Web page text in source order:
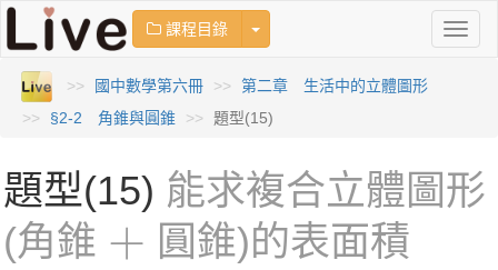
課程目錄 Toggle Dropdown
國中數學第六冊
第二章 生活中的立體圖形
§2-2 角錐與圓錐
題型(15)
題型(15) 能求複合立體圖形
(角錐 +
+ 圓錐)的表面積